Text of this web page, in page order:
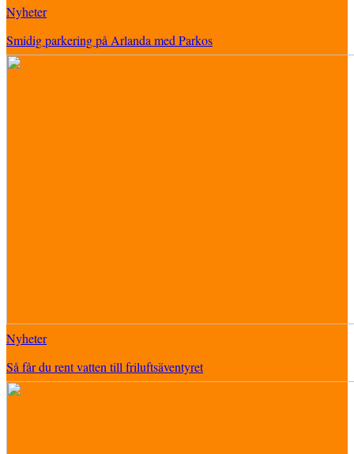
Nyheter
Smidig parkering på Arlanda med Parkos
Nyheter
Så får du rent vatten till friluftsäventyret